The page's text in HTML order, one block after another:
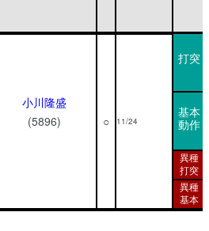
小川隆盛
(5896)
○ 11/24
打突
基本
動作
異種
打突
異種
基本